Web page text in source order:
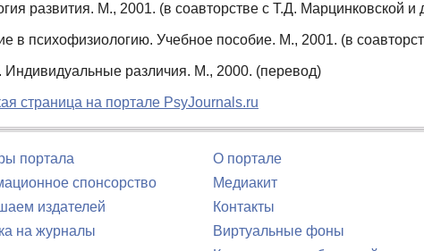
развития. М., 2001. (в соавторстве с Т.Д. Марцинковской и
в психофизиологию. Учебное пособие. М., 2001. (в
Индивидуальные различия. М., 2000. (перевод)
страница на портале PsyJournals.ru
портала
спонсорство
издателей
на журналы
О портале
Медиакит
Контакты
Виртуальные фоны